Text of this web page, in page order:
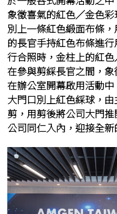
象徵喜氣的紅色／金色
別上一條紅色緞面布條
的長官手持紅色布條進
行合照時，金柱上的紅
在參與剪綵長官之間，
在辦公室開幕啟用活動
大門口別上紅色綵球，
剪，用剪後將公司大門
公司同仁入內，迎接全新